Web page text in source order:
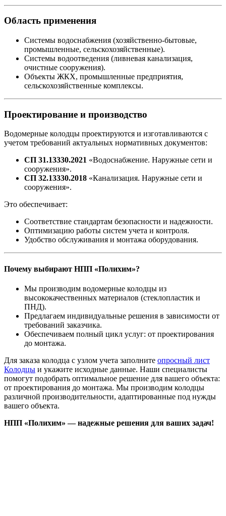
Область применения
Системы водоснабжения (хозяйственно-бытовые,
промышленные, сельскохозяйственные).
Системы водоотведения (ливневая канализация,
очистные сооружения).
Объекты ЖКХ, промышленные предприятия,
сельскохозяйственные комплексы.
Проектирование и производство
Водомерные колодцы проектируются и изготавливаются с
учетом требований актуальных нормативных документов:
СП 31.13330.2021 «Водоснабжение. Наружные сети и
сооружения».
СП 32.13330.2018 «Канализация. Наружные сети и
сооружения».
Это обеспечивает:
Соответствие стандартам безопасности и надежности.
Оптимизацию работы систем учета и контроля.
Удобство обслуживания и монтажа оборудования.
Почему выбирают НПП «Полихим»?
Мы производим водомерные колодцы из
высококачественных материалов (стеклопластик и
ПНД).
Предлагаем индивидуальные решения в зависимости от
требований заказчика.
Обеспечиваем полный цикл услуг: от проектирования
до монтажа.
Для заказа колодца c узлом учета заполните опросный лист
Колодцы и укажите исходные данные. Наши специалисты
помогут подобрать оптимальное решение для вашего объекта:
от проектирования до монтажа. Мы производим колодцы
различной производительности, адаптированные под нужды
вашего объекта.
НПП «Полихим» — надежные решения для ваших задач!